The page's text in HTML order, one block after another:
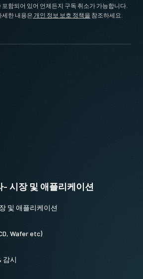
함되어 있어 언제든지 구독 취소가 가능합니다.
세한 내용은 개인 정보 보호 정책을 참조하세요.
시장 및 애플리케이션
및 애플리케이션
Wafer etc)
감시